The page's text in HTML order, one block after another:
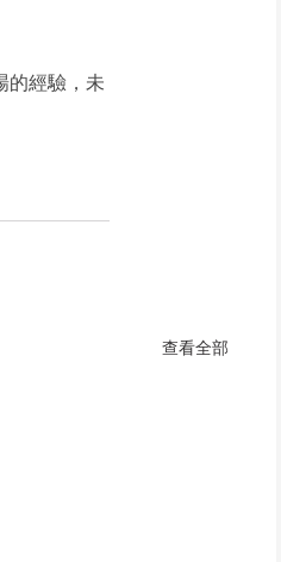
的經驗，未
查看全部